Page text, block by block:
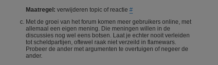
Maatregel: verwijderen topic of reactie #
Met de groei van het forum komen meer gebruikers online, met
allemaal een eigen mening. Die meningen willen in de
discussies nog wel eens botsen. Laat je echter nooit verleiden
tot scheldpartijen, oftewel raak niet verzeild in flamewars.
Probeer de ander met argumenten te overtuigen of negeer de
ander.